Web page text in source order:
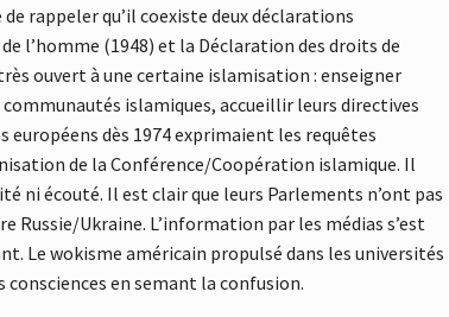
rappeler qu’il coexiste deux déclarations
l’homme (1948) et la Déclaration des droits de
ouvert à une certaine islamisation : enseigner
islamiques, accueillir leurs directives
dès 1974 exprimaient les requêtes
de la Conférence/Coopération islamique. Il
ni écouté. Il est clair que leurs Parlements n’ont pas
Russie/Ukraine. L’information par les médias s’est
Le wokisme américain propulsé dans les universités
consciences en semant la confusion.